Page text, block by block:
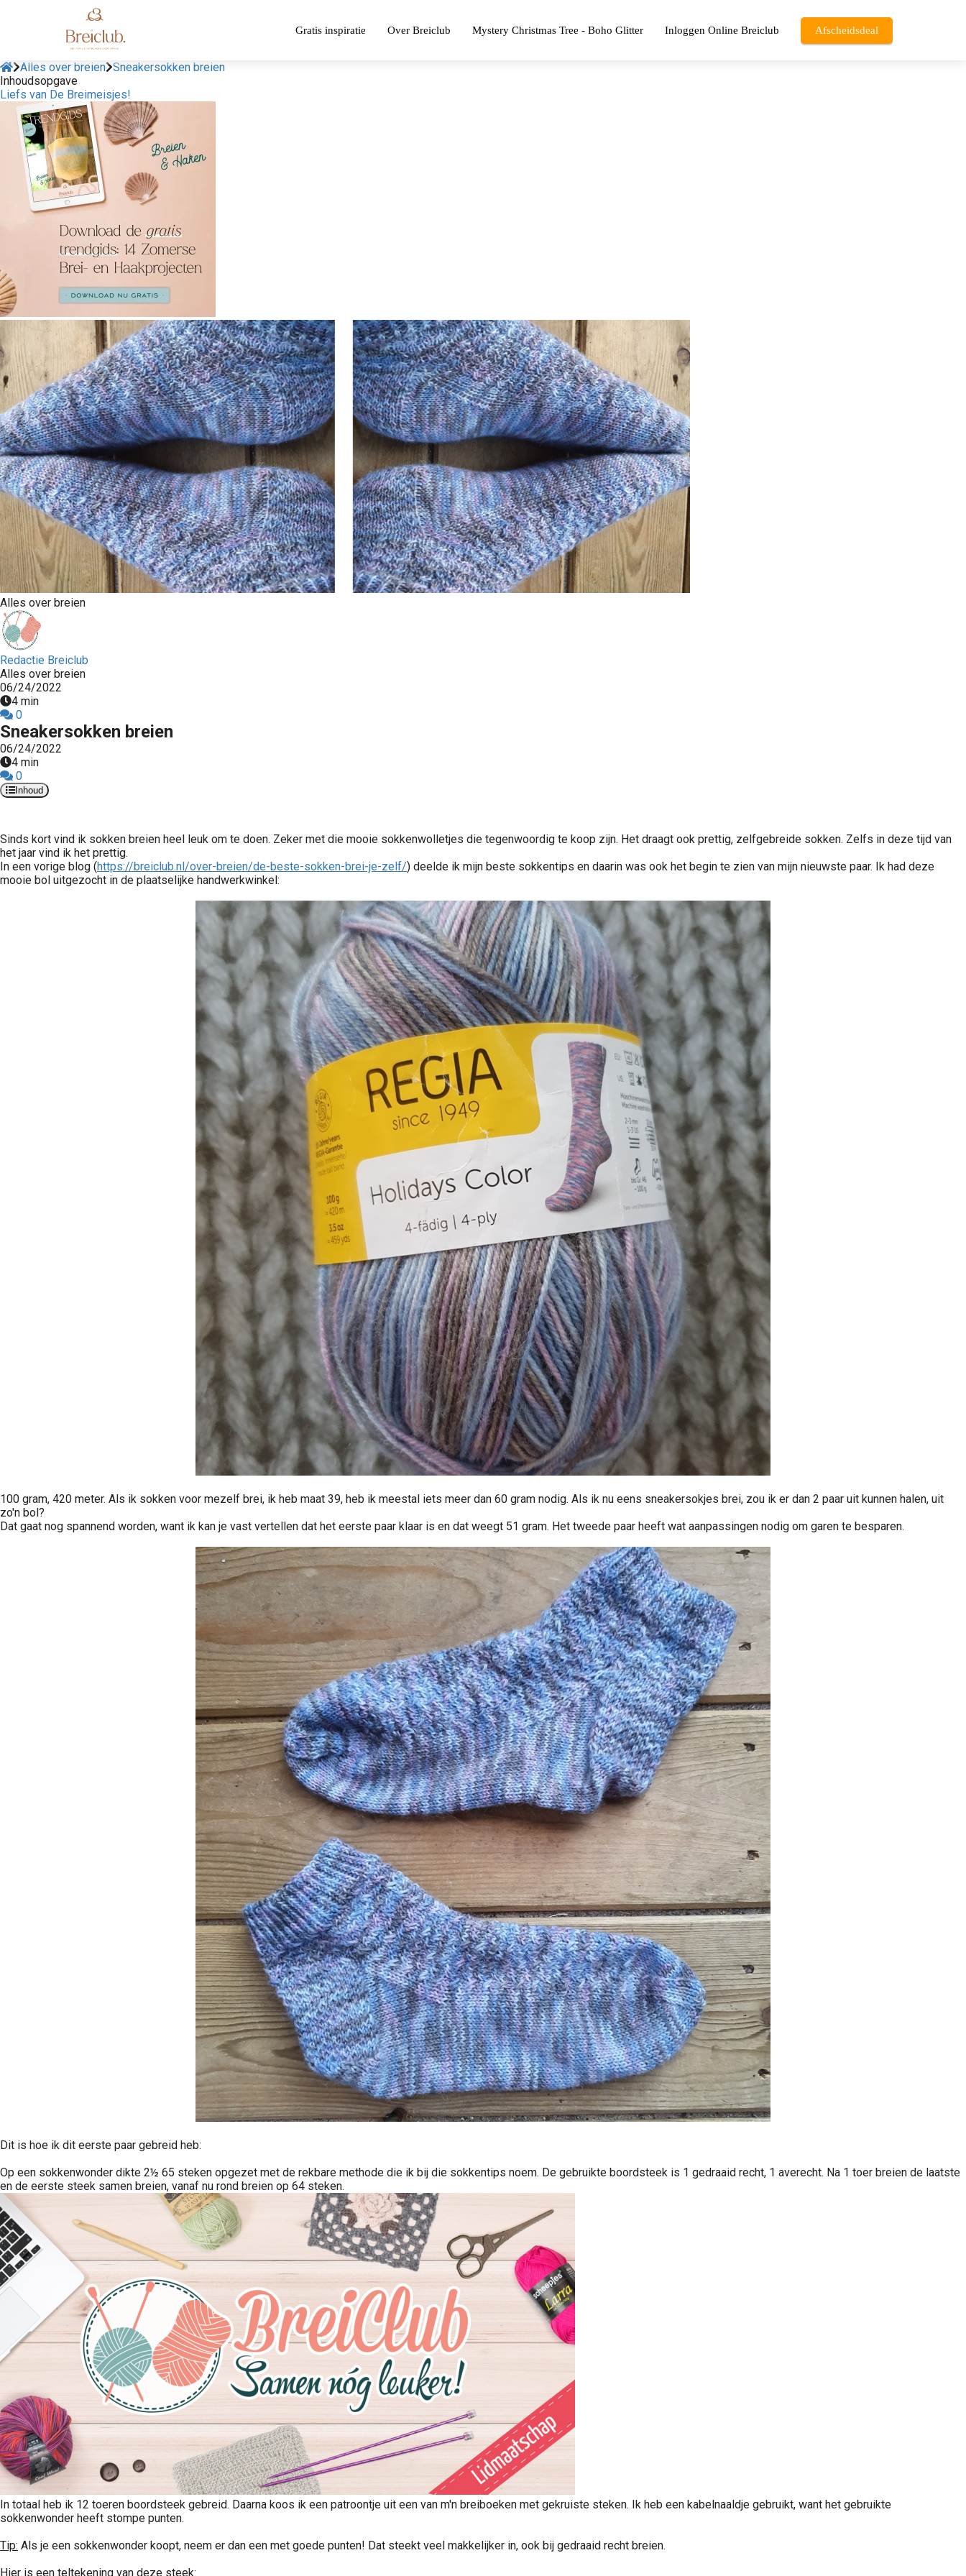
Gratis inspiratie Over Breiclub Mystery Christmas Tree - Boho Glitter Inloggen Online Breiclub Afscheidsdeal
Alles over breien Sneakersokken breien
Inhoudsopgave
Liefs van De Breimeisjes!
Alles over breien
Redactie Breiclub
Alles over breien
06/24/2022
4 min
0
Sneakersokken breien
06/24/2022
4 min
0
Inhoud
Sinds kort vind ik sokken breien heel leuk om te doen. Zeker met die mooie sokkenwolletjes die tegenwoordig te koop zijn. Het draagt ook prettig, zelfgebreide sokken. Zelfs in deze tijd van
het jaar vind ik het prettig.
In een vorige blog (https://breiclub.nl/over-breien/de-beste-sokken-brei-je-zelf/) deelde ik mijn beste sokkentips en daarin was ook het begin te zien van mijn nieuwste paar. Ik had deze
mooie bol uitgezocht in de plaatselijke handwerkwinkel:
100 gram, 420 meter. Als ik sokken voor mezelf brei, ik heb maat 39, heb ik meestal iets meer dan 60 gram nodig. Als ik nu eens sneakersokjes brei, zou ik er dan 2 paar uit kunnen halen, uit
zo'n bol?
Dat gaat nog spannend worden, want ik kan je vast vertellen dat het eerste paar klaar is en dat weegt 51 gram. Het tweede paar heeft wat aanpassingen nodig om garen te besparen.
Dit is hoe ik dit eerste paar gebreid heb:
Op een sokkenwonder dikte 2½ 65 steken opgezet met de rekbare methode die ik bij die sokkentips noem. De gebruikte boordsteek is 1 gedraaid recht, 1 averecht. Na 1 toer breien de laatste
en de eerste steek samen breien, vanaf nu rond breien op 64 steken.
In totaal heb ik 12 toeren boordsteek gebreid. Daarna koos ik een patroontje uit een van m'n breiboeken met gekruiste steken. Ik heb een kabelnaaldje gebruikt, want het gebruikte
sokkenwonder heeft stompe punten.
Tip: Als je een sokkenwonder koopt, neem er dan een met goede punten! Dat steekt veel makkelijker in, ook bij gedraaid recht breien.
Hier is een teltekening van deze steek: